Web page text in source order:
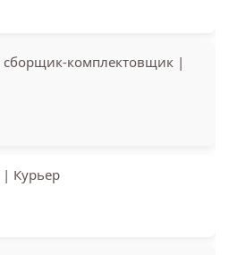
сборщик-комплектовщик |
| Курьер